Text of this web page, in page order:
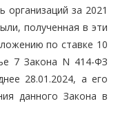
организаций за 2021
полученная в эти
по ставке 10
7 Закона N 414-ФЗ
28.01.2024, а его
данного Закона в